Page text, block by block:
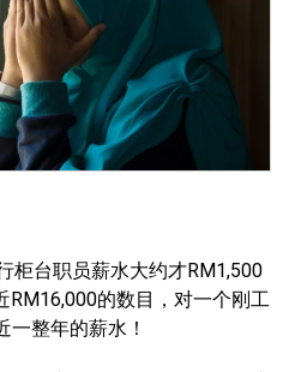
柜台职员薪水大约才RM1,500
RM16,000的数目，对一个刚工
一整年的薪水！